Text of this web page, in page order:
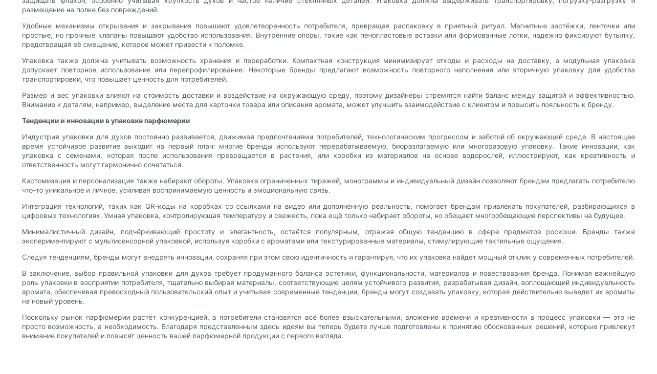
размещение на полке без повреждений.
Удобные механизмы открывания и закрывания повышают удовлетворенность потребителя, превращая распаковку в приятный ритуал. Магнитные застёжки, ленточки или
простые, но прочные клапаны повышают удобство использования. Внутренние опоры, такие как пенопластовые вставки или формованные лотки, надежно фиксируют бутылку,
предотвращая её смещение, которое может привести к поломке.
Упаковка также должна учитывать возможность хранения и переработки. Компактная конструкция минимизирует отходы и расходы на доставку, а модульная упаковка
допускает повторное использование или перепрофилирование. Некоторые бренды предлагают возможность повторного наполнения или вторичную упаковку для удобства
транспортировки, что повышает ценность для потребителей.
Размер и вес упаковки влияют на стоимость доставки и воздействие на окружающую среду, поэтому дизайнеры стремятся найти баланс между защитой и эффективностью.
Внимание к деталям, например, выделение места для карточки товара или описания аромата, может улучшить взаимодействие с клиентом и повысить лояльность к бренду.
Тенденции и инновации в упаковке парфюмерии
Индустрия упаковки для духов постоянно развивается, движимая предпочтениями потребителей, технологическим прогрессом и заботой об окружающей среде. В настоящее
время устойчивое развитие выходит на первый план: многие бренды используют перерабатываемую, биоразлагаемую или многоразовую упаковку. Такие инновации, как
упаковка с семенами, которая после использования превращается в растения, или коробки из материалов на основе водорослей, иллюстрируют, как креативность и
ответственность могут гармонично сочетаться.
Кастомизация и персонализация также набирают обороты. Упаковка ограниченных тиражей, монограммы и индивидуальный дизайн позволяют брендам предлагать потребителю
что-то уникальное и личное, усиливая воспринимаемую ценность и эмоциональную связь.
Интеграция технологий, таких как QR-коды на коробках со ссылками на видео или дополненную реальность, помогает брендам привлекать покупателей, разбирающихся в
цифровых технологиях. Умная упаковка, контролирующая температуру и свежесть, пока ещё только набирает обороты, но обещает многообещающие перспективы на будущее.
Минималистичный дизайн, подчёркивающий простоту и элегантность, остаётся популярным, отражая общую тенденцию в сфере предметов роскоши. Бренды также
экспериментируют с мультисенсорной упаковкой, используя коробки с ароматами или текстурированные материалы, стимулирующие тактильные ощущения.
Следуя тенденциям, бренды могут внедрять инновации, сохраняя при этом свою идентичность и гарантируя, что их упаковка найдет мощный отклик у современных потребителей.
В заключение, выбор правильной упаковки для духов требует продуманного баланса эстетики, функциональности, материалов и повествования бренда. Понимая важнейшую
роль упаковки в восприятии потребителя, тщательно выбирая материалы, соответствующие целям устойчивого развития, разрабатывая дизайн, воплощающий индивидуальность
аромата, обеспечивая превосходный пользовательский опыт и учитывая современные тенденции, бренды могут создавать упаковку, которая действительно выведет их ароматы
на новый уровень.
Поскольку рынок парфюмерии растёт конкуренцией, а потребители становятся всё более взыскательными, вложение времени и креативности в процесс упаковки — это не
просто возможность, а необходимость. Благодаря представленным здесь идеям вы теперь будете лучше подготовлены к принятию обоснованных решений, которые привлекут
внимание покупателей и повысят ценность вашей парфюмерной продукции с первого взгляда.